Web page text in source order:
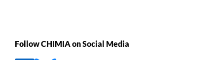
Follow CHIMIA on Social Media